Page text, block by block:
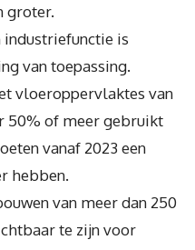
groter.
industriefunctie is
van toepassing.
vloeroppervlaktes van
50% of meer gebruikt
vanaf 2023 een
hebben.
van meer dan 250
te zijn voor